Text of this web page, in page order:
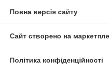
Повна версія сайту
Сайт створено на
Політика конфіденційності